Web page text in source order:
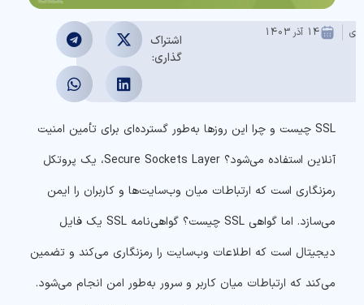
14 آذر 1403
اشتراک
گذاری:
SSL چیست
و چرا این روزها به‌طور گسترده‌ای برای تأمین امنیت
آنلاین استفاده می‌شود؟ Secure Sockets Layer، یک پروتکل
رمزنگاری است که ارتباطات میان وب‌سایت‌ها و کاربران را ایمن
می‌سازد. اما گواهی SSL چیست؟
گواهی‌نامه SSL یک فایل
دیجیتال است که اطلاعات وب‌سایت را رمزنگاری می‌کند و تضمین
می‌کند که ارتباطات میان کاربر و سرور به‌طور امن انجام می‌شود.